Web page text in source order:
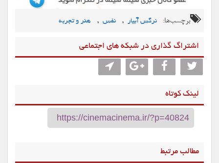
برچسب‌ها: نرگس آبیار , نفس , هنر و تجربه
اشتراگ گذاری در شبکه های اجتماعی
لینک کوتاه
مطالب مرتبط